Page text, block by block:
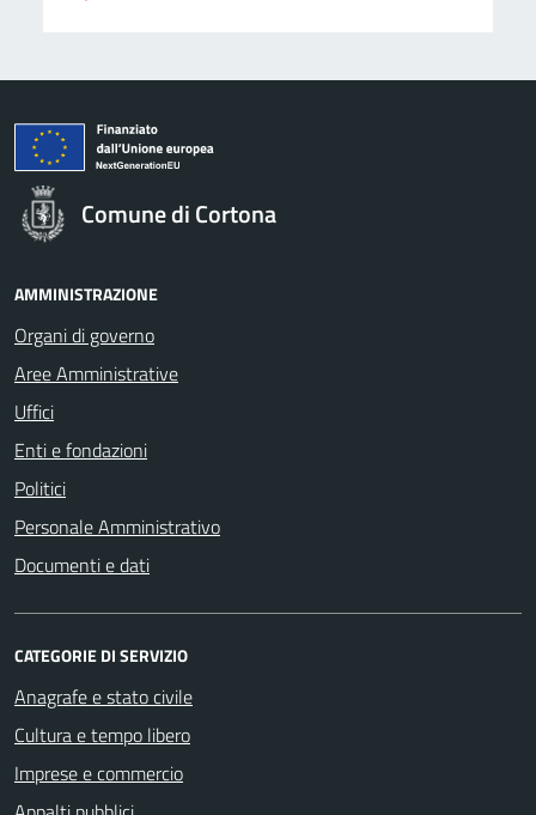
Comune di Cortona
AMMINISTRAZIONE
Organi di governo
Aree Amministrative
Uffici
Enti e fondazioni
Politici
Personale Amministrativo
Documenti e dati
CATEGORIE DI SERVIZIO
Anagrafe e stato civile
Cultura e tempo libero
Imprese e commercio